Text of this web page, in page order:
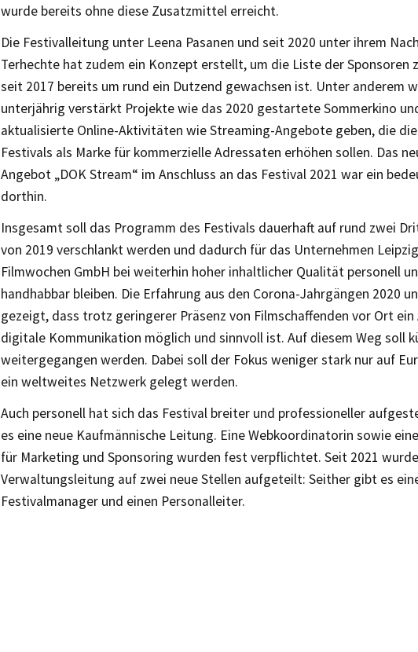
wurde bereits ohne diese Zusatzmittel erreicht.
Die Festivalleitung unter Leena Pasanen und seit 2020 unter ihrem
Terhechte hat zudem ein Konzept erstellt, um die Liste der Sponsoren
seit 2017 bereits um rund ein Dutzend gewachsen ist. Unter anderem
unterjährig verstärkt Projekte wie das 2020 gestartete Sommerkino
aktualisierte Online-Aktivitäten wie Streaming-Angebote geben, die
Festivals als Marke für kommerzielle Adressaten erhöhen sollen. Das
Angebot „DOK Stream“ im Anschluss an das Festival 2021 war ein
dorthin.
Insgesamt soll das Programm des Festivals dauerhaft auf rund zwei
von 2019 verschlankt werden und dadurch für das Unternehmen
Filmwochen GmbH bei weiterhin hoher inhaltlicher Qualität personell
handhabbar bleiben. Die Erfahrung aus den Corona-Jahrgängen 2020
gezeigt, dass trotz geringerer Präsenz von Filmschaffenden vor Ort ein
digitale Kommunikation möglich und sinnvoll ist. Auf diesem Weg soll
weitergegangen werden. Dabei soll der Fokus weniger stark nur auf
ein weltweites Netzwerk gelegt werden.
Auch personell hat sich das Festival breiter und professioneller
es eine neue Kaufmännische Leitung. Eine Webkoordinatorin sowie
für Marketing und Sponsoring wurden fest verpflichtet. Seit 2021
Verwaltungsleitung auf zwei neue Stellen aufgeteilt: Seither gibt es
Festivalmanager und einen Personalleiter.